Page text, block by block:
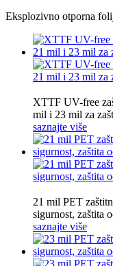
Eksplozivno otporna
XTTF UV-free
mil i 23 mil za
saznajte više
21 mil PET
sigurnost, zaštita
saznajte više